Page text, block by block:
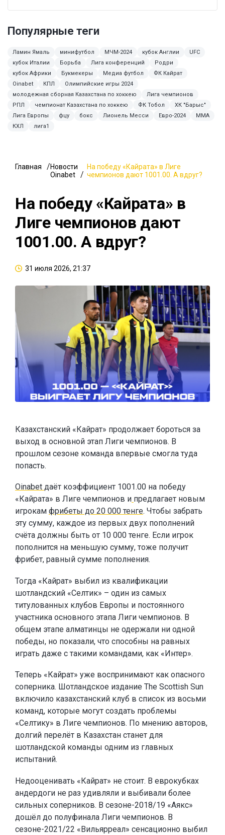
Популярные теги
Ламин Ямаль минифутбол МЧМ-2024 кубок Англии
UFC
кубок Италии
Борьба Лига конференций
Родри
кубок Африки
Букмекеры Медиа футбол
ФК Кайрат
Oinabet
КПЛ
Олимпийские игры 2024
молодежная сборная Казахстана по хоккею
Лига чемпионов
РПЛ
чемпионат Казахстана по хоккею ФК Тобол
ХК "Барыс"
Лига Европы
фцу бокс Лионель Месси Евро-2024
MMA
КХЛ
лига1
Главная
Новости
Oinabet
На победу «Кайрата» в Лиге
чемпионов дают 1001.00. А вдруг?
На победу «Кайрата» в
Лиге чемпионов дают
1001.00. А вдруг?
31 июля 2026, 21:37
Казахстанский «Кайрат» продолжает бороться за
выход в основной этап Лиги чемпионов. В
прошлом сезоне команда впервые смогла туда
попасть.
Oinabet даёт коэффициент 1001.00 на победу
«Кайрата» в Лиге чемпионов и предлагает новым
игрокам фрибеты до 20 000 тенге. Чтобы забрать
эту сумму, каждое из первых двух пополнений
счёта должны быть от 10 000 тенге. Если игрок
пополнится на меньшую сумму, тоже получит
фрибет, равный сумме пополнения.
Тогда «Кайрат» выбил из квалификации
шотландский «Селтик» – один из самых
титулованных клубов Европы и постоянного
участника основного этапа Лиги чемпионов. В
общем этапе алматинцы не одержали ни одной
победы, но показали, что способны на равных
играть даже с такими командами, как «Интер».
Теперь «Кайрат» уже воспринимают как опасного
соперника. Шотландское издание The Scottish Sun
включило казахстанский клуб в список из восьми
команд, которые могут создать проблемы
«Селтику» в Лиге чемпионов. По мнению авторов,
долгий перелёт в Казахстан станет для
шотландской команды одним из главных
испытаний.
Недооценивать «Кайрат» не стоит. В еврокубках
андердоги не раз удивляли и выбивали более
сильных соперников. В сезоне-2018/19 «Аякс»
дошёл до полуфинала Лиги чемпионов. В
сезоне-2021/22 «Вильярреал» сенсационно выбил